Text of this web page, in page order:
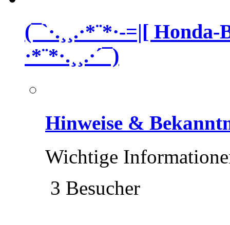
(¯`·.¸¸.·*¨*·-=|[
·*¨*·.¸¸.·´¯)
Hinweise &
Wichtige
3 Besucher